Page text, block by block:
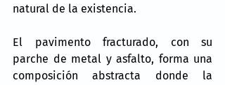
natural de la existencia.
El pavimento fracturado, con su
parche de metal y asfalto, forma una
composición abstracta donde la